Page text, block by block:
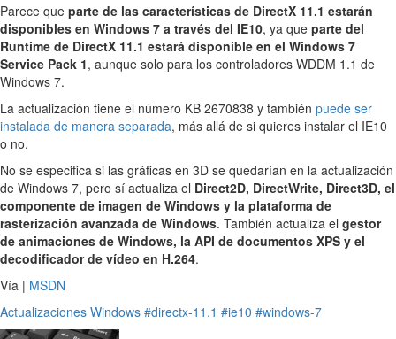
Parece que parte de las características de DirectX 11.1 estarán
disponibles en Windows 7 a través del IE10, ya que parte del
Runtime de DirectX 11.1 estará disponible en el Windows 7
Service Pack 1, aunque solo para los controladores WDDM 1.1 de
Windows 7.
La actualización tiene el número KB 2670838 y también puede ser
instalada de manera separada, más allá de si quieres instalar el IE10
o no.
No se especifica si las gráficas en 3D se quedarían en la actualización
de Windows 7, pero sí actualiza el Direct2D, DirectWrite, Direct3D, el
componente de imagen de Windows y la plataforma de
rasterización avanzada de Windows. También actualiza el gestor
de animaciones de Windows, la API de documentos XPS y el
decodificador de vídeo en H.264.
Vía | MSDN
Actualizaciones Windows #directx-11.1 #ie10 #windows-7